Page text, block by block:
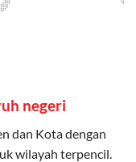
negeri
dan Kota dengan
wilayah terpencil.